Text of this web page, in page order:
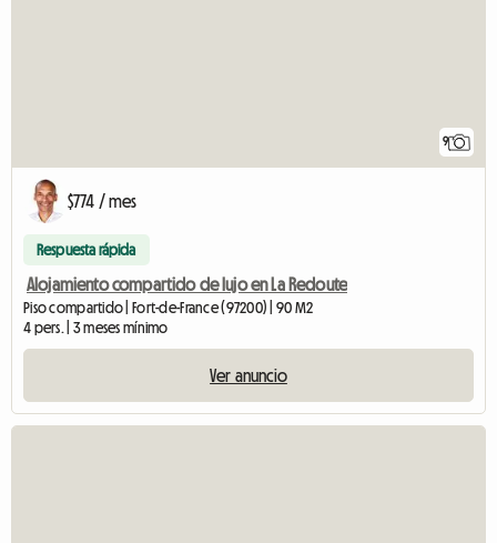
9
$774 / mes
Respuesta rápida
Alojamiento compartido de lujo en La Redoute
Piso compartido | Fort-de-France (97200) | 90 M2
4 pers. | 3 meses mínimo
Ver anuncio